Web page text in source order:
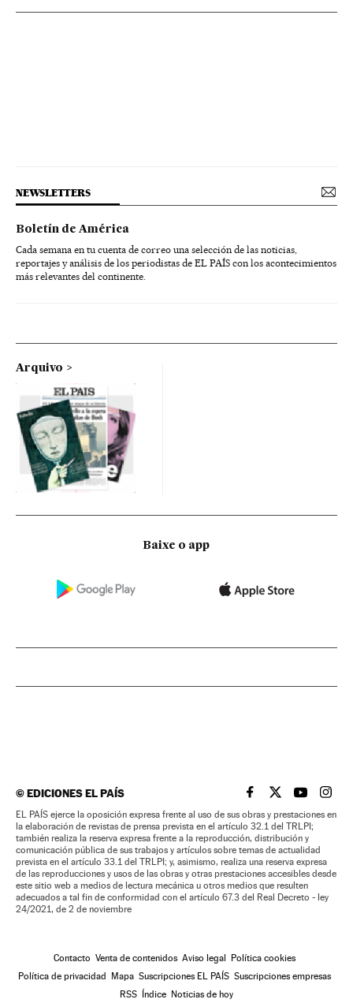
NEWSLETTERS
Boletín de América
Cada semana en tu cuenta de correo una selección de las noticias,
reportajes y análisis de los periodistas de EL PAÍS con los acontecimientos
más relevantes del continente.
Arquivo
Baixe o app
©EDICIONES EL PAÍS EL PAÍS BRASIL EN
EL PAÍSEL PAÍS
EL
EL PAÍS ejerce la oposición expresa frente al uso de sus obras y prestaciones en
la elaboración de revistas de prensa prevista en el artículo 32.1 del TRLPI;
también realiza la reserva expresa frente a la reproducción, distribución y
comunicación pública de sus trabajos y artículos sobre temas de actualidad
prevista en el artículo 33.1 del TRLPI; y, asimismo, realiza una reserva expresa
de las reproducciones y usos de las obras y otras prestaciones accesibles desde
este sitio web a medios de lectura mecánica u otros medios que resulten
adecuados a tal fin de conformidad con el artículo 67.3 del Real Decreto - ley
24/2021, de 2 de noviembre
Contacto Venta de contenidos Aviso legal Política cookies
Política de privacidad Mapa Suscripciones EL PAÍS Suscripciones empresas
RSS Índice Noticias de hoy